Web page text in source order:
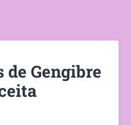
Gengibre